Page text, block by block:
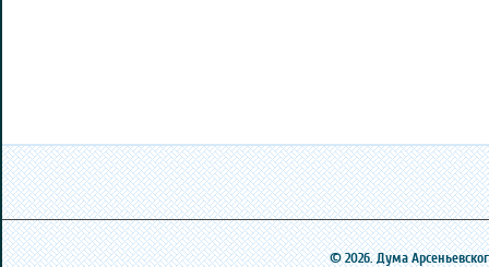
© 2026. Дума